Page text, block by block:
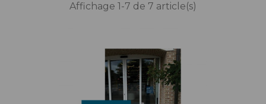
Affichage 1-7 de 7 article(s)